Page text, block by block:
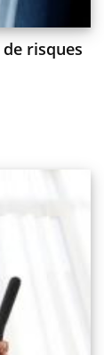
risques